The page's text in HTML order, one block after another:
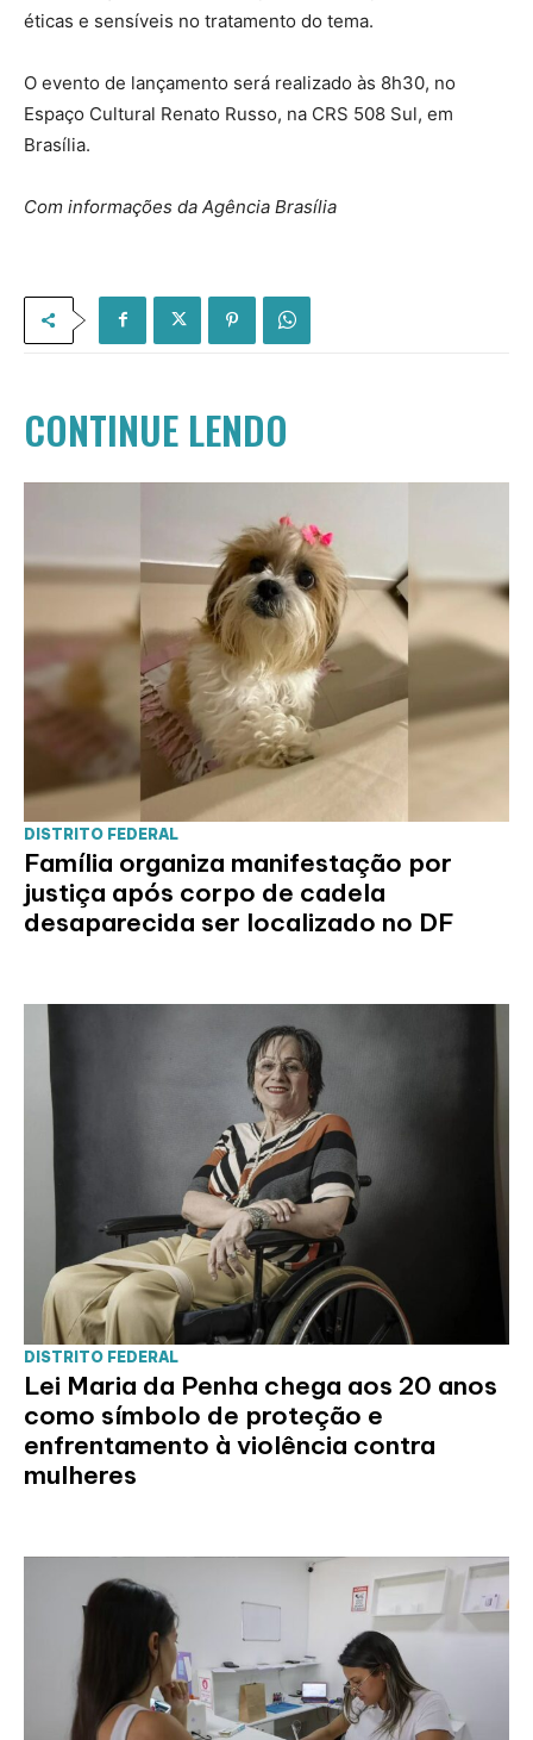
éticas e sensíveis no tratamento do tema.
O evento de lançamento será realizado às 8h30, no
Espaço Cultural Renato Russo, na CRS 508 Sul, em
Brasília.
Com informações da Agência Brasília
CONTINUE LENDO
DISTRITO FEDERAL
Família organiza manifestação por
justiça após corpo de cadela
desaparecida ser localizado no DF
DISTRITO FEDERAL
Lei Maria da Penha chega aos 20 anos
como símbolo de proteção e
enfrentamento à violência contra
mulheres